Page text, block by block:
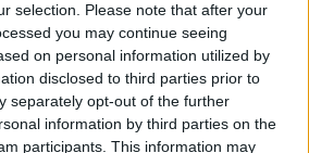
selection. Please note that after your
you may continue seeing
on personal information utilized by
disclosed to third parties prior to
separately opt-out of the further
information by third parties on the
participants. This information may